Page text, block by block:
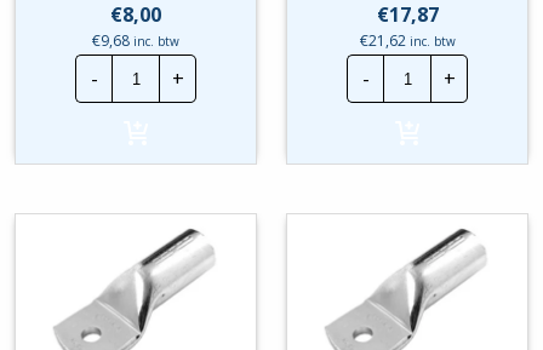
€8,00
€9,68 inc. btw
-
Cimco
adereindhuls
assortiment
-
100
stuks
hoeveelheid
+
€17,87
€21,62inc. btw
-
Cimco
geïsoleerde
adereindhuls
-
50
Stuks
hoeveelheid
+